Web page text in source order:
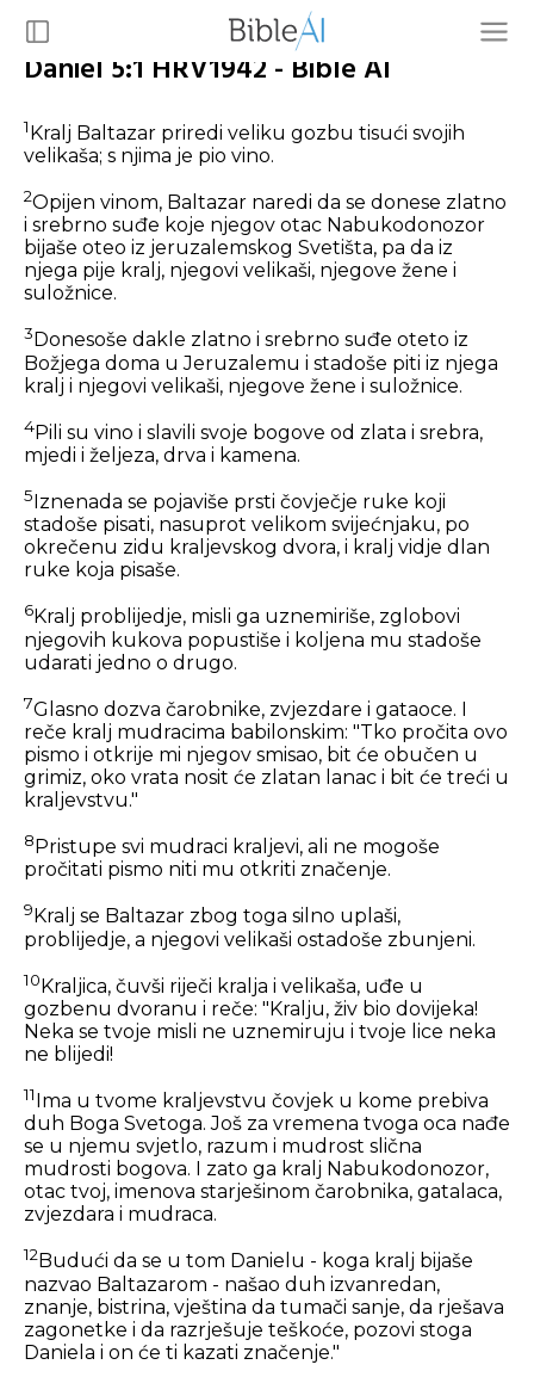
Daniel 5:1 HRV1942 - Bible AI
1Kralj Baltazar priredi veliku gozbu tisući svojih
velikaša; s njima je pio vino.
2Opijen vinom, Baltazar naredi da se donese zlatno
i srebrno suđe koje njegov otac Nabukodonozor
bijaše oteo iz jeruzalemskog Svetišta, pa da iz
njega pije kralj, njegovi velikaši, njegove žene i
suložnice.
3 Donesoše dakle zlatno i srebrno suđe oteto iz
Božjega doma u Jeruzalemu i stadoše piti iz njega
kralj i njegovi velikaši, njegove žene i suložnice.
4Pili su vino i slavili svoje bogove od zlata i srebra,
mjedi i željeza, drva i kamena.
5 Iznenada se pojaviše prsti čovječje ruke koji
stadoše pisati, nasuprot velikom svijećnjaku, po
okrečenu zidu kraljevskog dvora, i kralj vidje dlan
ruke koja pisaše.
6Kralj problijedje, misli ga uznemiriše, zglobovi
njegovih kukova popustiše i koljena mu stadoše
udarati jedno o drugo.
7Glasno dozva čarobnike, zvjezdare i gataoce. I
reče kralj mudracima babilonskim: "Tko pročita ovo
pismo i otkrije mi njegov smisao, bit će obučen u
grimiz, oko vrata nosit će zlatan lanac i bit će treći u
kraljevstvu."
8 Pristupe svi mudraci kraljevi, ali ne mogoše
pročitati pismo niti mu otkriti značenje.
9 Kralj se Baltazar zbog toga silno uplaši,
problijedje, a njegovi velikaši ostadoše zbunjeni.
10Kraljica, čuvši riječi kralja i velikaša, uđe u
gozbenu dvoranu i reče: "Kralju, živ bio dovijeka!
Neka se tvoje misli ne uznemiruju i tvoje lice neka
ne blijedi!
11 Ima u tvome kraljevstvu čovjek u kome prebiva
duh Boga Svetoga. Još za vremena tvoga oca nađe
se u njemu svjetlo, razum i mudrost slična
mudrosti bogova. I zato ga kralj Nabukodonozor,
otac tvoj, imenova starješinom čarobnika, gatalaca,
zvjezdara i mudraca.
12Budući da se u tom Danielu - koga kralj bijaše
nazvao Baltazarom - našao duh izvanredan,
znanje, bistrina, vještina da tumači sanje, da rješava
zagonetke i da razrješuje teškoće, pozovi stoga
Daniela i on će ti kazati značenje."